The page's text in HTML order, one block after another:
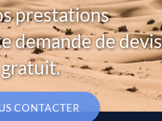
prestations
demande de devis
gratuit.
CONTACTER